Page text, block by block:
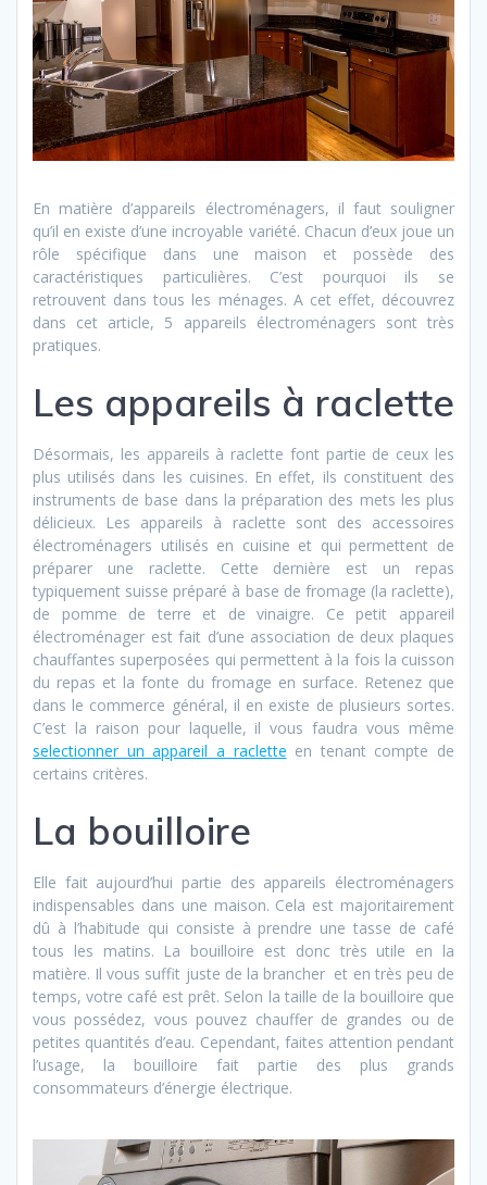
En matière d’appareils électroménagers, il faut souligner
qu’il en existe d’une incroyable variété. Chacun d’eux joue un
rôle spécifique dans une maison et possède des
caractéristiques particulières. C’est pourquoi ils se
retrouvent dans tous les ménages. A cet effet, découvrez
dans cet article, 5 appareils électroménagers sont très
pratiques.
Les appareils à raclette
Désormais, les appareils à raclette font partie de ceux les
plus utilisés dans les cuisines. En effet, ils constituent des
instruments de base dans la préparation des mets les plus
délicieux. Les appareils à raclette sont des accessoires
électroménagers utilisés en cuisine et qui permettent de
préparer une raclette. Cette dernière est un repas
typiquement suisse préparé à base de fromage (la raclette),
de pomme de terre et de vinaigre. Ce petit appareil
électroménager est fait d’une association de deux plaques
chauffantes superposées qui permettent à la fois la cuisson
du repas et la fonte du fromage en surface. Retenez que
dans le commerce général, il en existe de plusieurs sortes.
C’est la raison pour laquelle, il vous faudra vous même
selectionner un appareil a raclette en tenant compte de
certains critères.
La bouilloire
Elle fait aujourd’hui partie des appareils électroménagers
indispensables dans une maison. Cela est majoritairement
dû à l’habitude qui consiste à prendre une tasse de café
tous les matins. La bouilloire est donc très utile en la
matière. Il vous suffit juste de la brancher et en très peu de
temps, votre café est prêt. Selon la taille de la bouilloire que
vous possédez, vous pouvez chauffer de grandes ou de
petites quantités d’eau. Cependant, faites attention pendant
l’usage, la bouilloire fait partie des plus grands
consommateurs d’énergie électrique.